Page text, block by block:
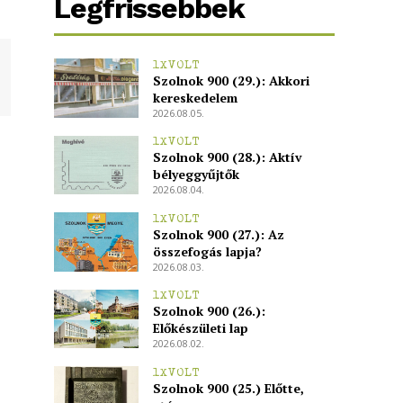
Legfrissebbek
1XVOLT
Szolnok 900 (29.): Akkori
kereskedelem
2026.08.05.
1XVOLT
Szolnok 900 (28.): Aktív
bélyeggyűjtők
2026.08.04.
1XVOLT
Szolnok 900 (27.): Az
összefogás lapja?
2026.08.03.
1XVOLT
Szolnok 900 (26.):
Előkészületi lap
2026.08.02.
1XVOLT
Szolnok 900 (25.) Előtte,